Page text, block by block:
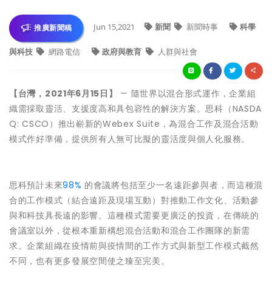
推廣新聞稿 Jun 15,2021 新聞 新聞時事 科學
與科技 網路電信 政府與教育 人群與社會
【台灣，2021年6月15日】
— 隨世界以混合形式運作，企業組
織需採取靈活、支援度高和具包容性的解決方案。思科（NASDA
Q: CSCO）推出嶄新的Webex Suite，為混合工作及混合活動
模式作好準備，提供所有人無可比擬的靈活度與個人化服務。
思科預計未來98% 的會議將包括至少一名遠距參與者，而這種混
合的工作模式（結合遠距及現場互動）對推動工作文化、活動參
與和科技具長遠的影響。這種模式需要更廣泛的投資，在傳統的
會議室以外，從根本重新構想混合活動和混合工作團隊的新需
求。企業組織在疫情前與疫情間的工作方式與新型工作模式截然
不同，也有更多發展空間使之臻至完美。